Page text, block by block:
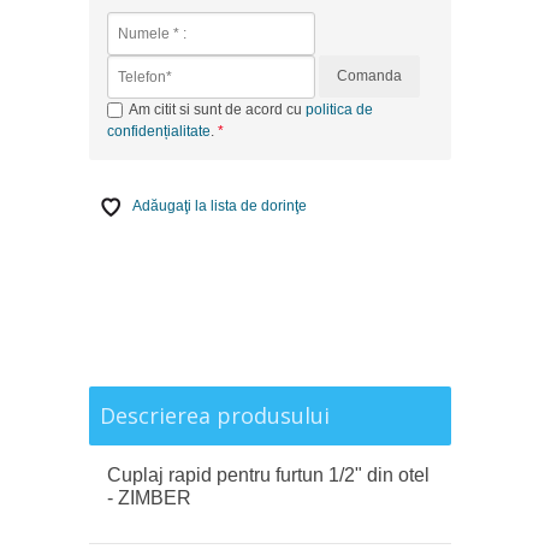
Comanda
Am citit si sunt de acord cu politica de
confidențialitate
Adăugaţi la lista de dorinţe
Descrierea produsului
Cuplaj rapid pentru furtun 1/2" din otel
- ZIMBER